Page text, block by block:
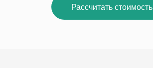
Рассчитать стоимость